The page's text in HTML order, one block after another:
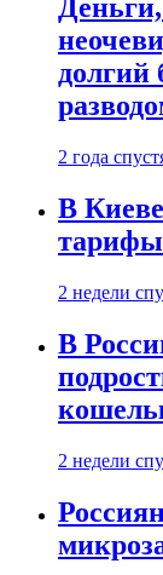
долгий
2 года
В
тарифы
2 недели
В
2 недели